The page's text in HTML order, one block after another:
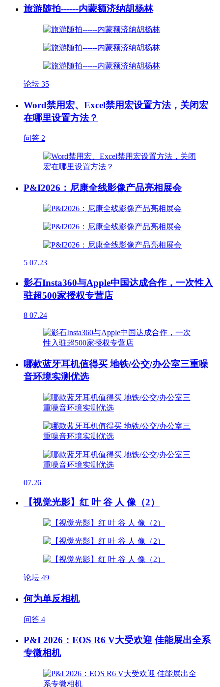
旅游随拍------内蒙额济纳胡杨林
论坛 35
Word禁用宏、Excel禁用宏设置方法，关闭宏
在哪里设置方法？
问答 2
P&I2026：尼康全线影像产品亮相展会
5 07.23
影石Insta360与Apple中国达成合作，一次性入
驻超500家授权专营店
8 07.24
哪款蓝牙耳机值得买 地铁/公交/办公室三重噪
音环境实测优选
07.26
【视觉光影】红 叶 谷 人 像（2）
论坛 49
何为单反相机
问答 4
P&I 2026：EOS R6 V大受欢迎 佳能展出全系
专微相机